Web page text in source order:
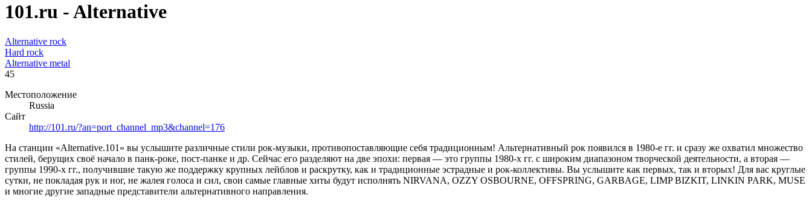
101.ru - Alternative
Alternative rock
Hard rock
Alternative metal
45
Местоположение
Russia
Сайт
http://101.ru/?an=port_channel_mp3&channel=176
На станции «Alternative.101» вы услышите различные стили рок-музыки, противопоставляющие себя традиционным! Альтернативный рок появился в 1980-е гг. и сразу же охватил множество
стилей, берущих своё начало в панк-роке, пост-панке и др. Сейчас его разделяют на две эпохи: первая — это группы 1980-х гг. с широким диапазоном творческой деятельности, а вторая —
группы 1990-х гг., получившие такую же поддержку крупных лейблов и раскрутку, как и традиционные эстрадные и рок-коллективы. Вы услышите как первых, так и вторых! Для вас круглые
сутки, не покладая рук и ног, не жалея голоса и сил, свои самые главные хиты будут исполнять NIRVANA, OZZY OSBOURNE, OFFSPRING, GARBAGE, LIMP BIZKIT, LINKIN PARK, MUSE
и многие другие западные представители альтернативного направления.